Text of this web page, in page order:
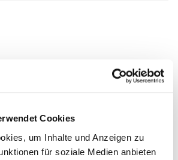
Cookies
um Inhalte und Anzeigen zu
für soziale Medien anbieten